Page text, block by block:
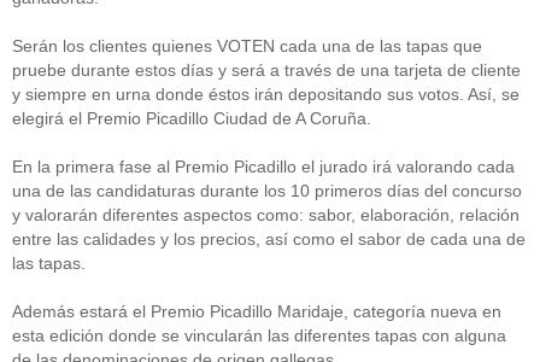
Serán los clientes quienes VOTEN cada una de las tapas que
pruebe durante estos días y será a través de una tarjeta de cliente
y siempre en urna donde éstos irán depositando sus votos. Así, se
elegirá el Premio Picadillo Ciudad de A Coruña.
En la primera fase al Premio Picadillo el jurado irá valorando cada
una de las candidaturas durante los 10 primeros días del concurso
y valorarán diferentes aspectos como: sabor, elaboración, relación
entre las calidades y los precios, así como el sabor de cada una de
las tapas.
Además estará el Premio Picadillo Maridaje, categoría nueva en
esta edición donde se vincularán las diferentes tapas con alguna